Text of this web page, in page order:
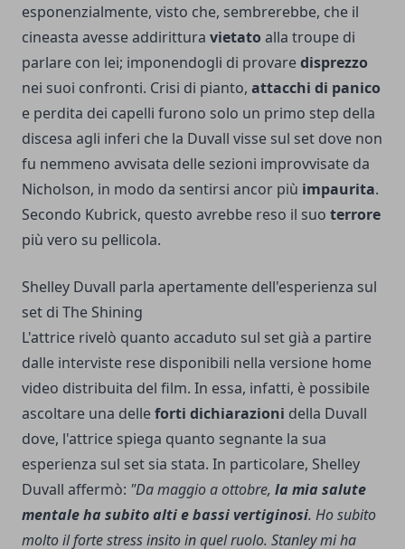
esponenzialmente, visto che, sembrerebbe, che il
cineasta avesse addirittura vietato alla troupe di
parlare con lei; imponendogli di provaredisprezzo
nei suoi confronti. Crisi di pianto, attacchi di panico
e perdita dei capelli furono solo un primo step della
discesa agli inferi che la Duvall visse sul set dove non
fu nemmeno avvisata delle sezioni improvvisate da
Nicholson, in modo da sentirsi ancor più impaurita.
Secondo Kubrick, questo avrebbe reso il suo terrore
più vero su pellicola.
Shelley Duvall parla apertamente dell'esperienza sul
set di The Shining
L'attrice rivelò quanto accaduto sul set già a partire
dalle interviste rese disponibili nella versione home
video distribuita del film. In essa, infatti, è possibile
ascoltare una delleforti dichiarazioni della Duvall
dove, l'attrice spiega quanto segnante la sua
esperienza sul set sia stata. In particolare, Shelley
Duvall affermò: "Da maggio a ottobre, la mia salute
mentale ha subito alti e bassi vertiginosi. Ho subito
molto il forte stress insito in quel ruolo. Stanley mi ha